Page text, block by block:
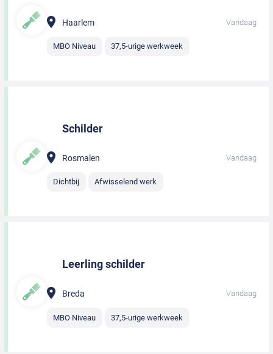
Haarlem Vandaag
MBO Niveau 37,5-urige werkweek
Schilder
Rosmalen Vandaag
Dichtbij Afwisselend werk
Leerling schilder
Breda Vandaag
MBO Niveau 37,5-urige werkweek